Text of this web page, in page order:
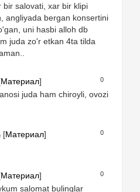
bir salovati, xar bir klipi
angliyada bergan konsertini
uni hasbi alloh db
juda zo'r etkan 4ta tilda
0
Материал]
juda ham chiroyli, ovozi
0
[Материал]
0
Материал]
salomat bulinglar